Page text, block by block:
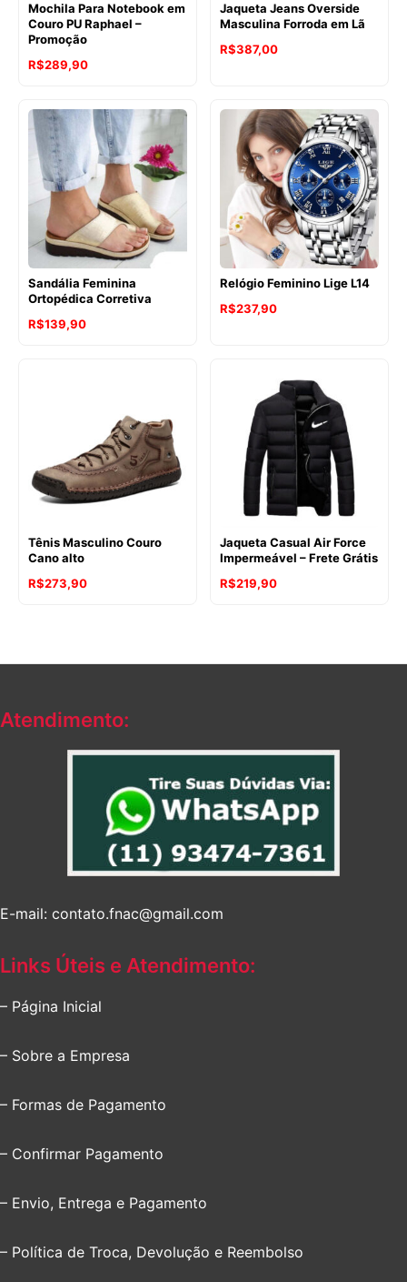
Mochila Para Notebook em
Couro PU Raphael –
Promoção
R$289,90
Jaqueta Jeans Overside
Masculina Forroda em Lã
R$387,00
Sandália Feminina
Ortopédica Corretiva
R$139,90
Relógio Feminino Lige L14
R$237,90
Tênis Masculino Couro
Cano alto
R$273,90
Jaqueta Casual Air Force
Impermeável – Frete Grátis
R$219,90
Atendimento:
E-mail: contato.fnac@gmail.com
Links Úteis e Atendimento:
– Página Inicial
– Sobre a Empresa
– Formas de Pagamento
– Confirmar Pagamento
– Envio, Entrega e Pagamento
– Política de Troca, Devolução e Reembolso